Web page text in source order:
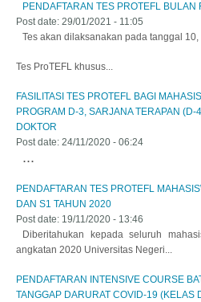
PENDAFTARAN TES PROTEFL BULAN
Post date: 29/01/2021 - 11:05
Tes akan dilaksanakan pada tanggal
Tes ProTEFL khusus...
FASILITASI TES PROTEFL BAGI
PROGRAM D-3, SARJANA TERAPAN (D-
DOKTOR
Post date: 24/11/2020 - 06:24
...
PENDAFTARAN TES PROTEFL
DAN S1 TAHUN 2020
Post date: 19/11/2020 - 13:46
Diberitahukan kepada seluruh
angkatan 2020 Universitas Negeri...
PENDAFTARAN INTENSIVE COURSE
TANGGAP DARURAT COVID-19 (KELAS